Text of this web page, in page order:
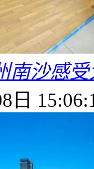
南沙感
日